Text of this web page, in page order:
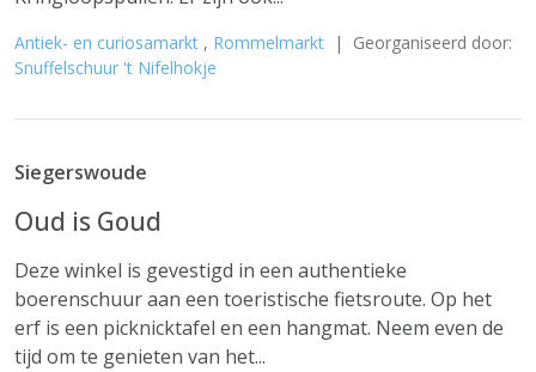
Antiek- en curiosamarkt , Rommelmarkt | Georganiseerd door:
Snuffelschuur 't Nifelhokje
Siegerswoude
Oud is Goud
Deze winkel is gevestigd in een authentieke
boerenschuur aan een toeristische fietsroute. Op het
erf is een picknicktafel en een hangmat. Neem even de
tijd om te genieten van het...